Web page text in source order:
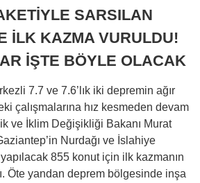
SARSILAN
İLK KAZMA VURULDU!
İŞTE BÖYLE OLACAK
7.7 ve 7.6’lık iki depremin ağır
çalışmalarına hız kesmeden devam
ve İklim Değişikliği Bakanı Murat
Nurdağı ve İslahiye
855 konut için ilk kazmanın
Öte yandan deprem bölgesinde inşa